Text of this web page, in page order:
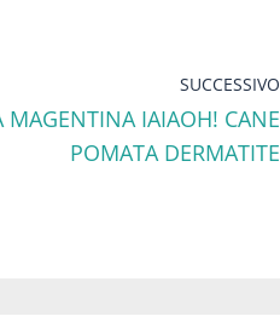
SUCCESSIVO
MAGENTINA IAIAOH! CANE
POMATA DERMATITE